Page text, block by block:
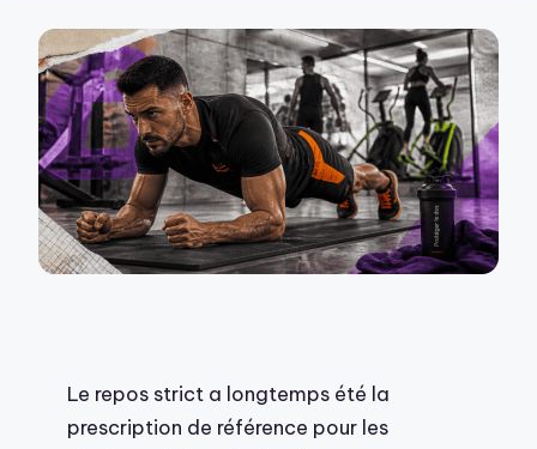
Le repos strict a longtemps été la
prescription de référence pour les